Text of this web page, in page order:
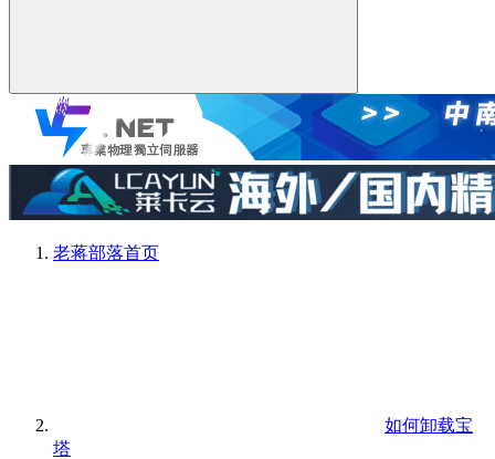
老蒋部落首页
如何卸载宝
塔